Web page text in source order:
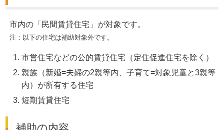
市内の「民間賃貸住宅」が対象です。
注：以下の住宅は補助対象外です。
市営住宅などの公的賃貸住宅（定住促進住宅を除く）
親族（新婚=夫婦の2親等内、子育て=対象児童と3親等
内）が所有する住宅
短期賃貸住宅